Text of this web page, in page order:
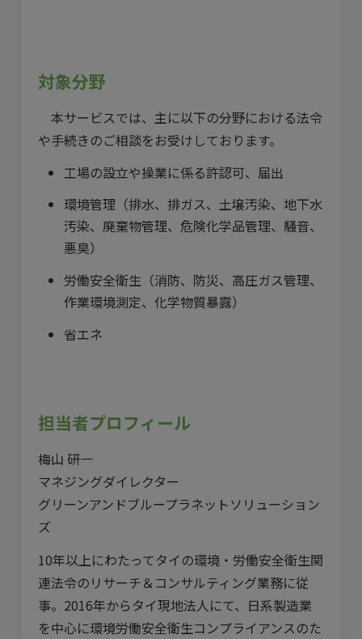
対象分野
本サービスでは、主に以下の分野における法令
や手続きのご相談をお受けしております。
工場の設立や操業に係る許認可、届出
環境管理（排水、排ガス、土壌汚染、地下水
汚染、廃棄物管理、危険化学品管理、騒音、
悪臭）
労働安全衛生（消防、防災、高圧ガス管理、
作業環境測定、化学物質暴露）
省エネ
担当者プロフィール
梅山 研一
マネジングダイレクター
グリーンアンドブループラネットソリューション
ズ
10年以上にわたってタイの環境・労働安全衛生関
連法令のリサーチ＆コンサルティング業務に従
事。2016年からタイ現地法人にて、日系製造業
を中心に環境労働安全衛生コンプライアンスのた